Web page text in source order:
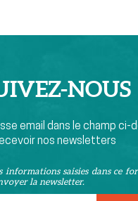
NOUS
email dans le champ ci-
nos newsletters
informations saisies dans ce
la newsletter.